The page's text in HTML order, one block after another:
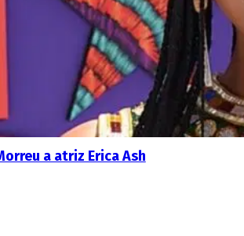
a atriz Erica Ash